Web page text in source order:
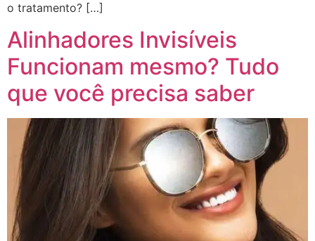
o tratamento? […]
Alinhadores Invisíveis
Funcionam mesmo? Tudo
que você precisa saber